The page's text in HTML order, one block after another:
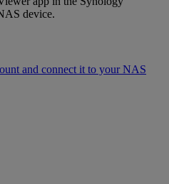
device.
and connect it to your NAS